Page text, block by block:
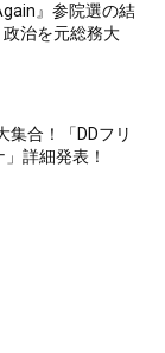
』参院選の結
治を元総務大
集合！「DDフリ
詳細発表！